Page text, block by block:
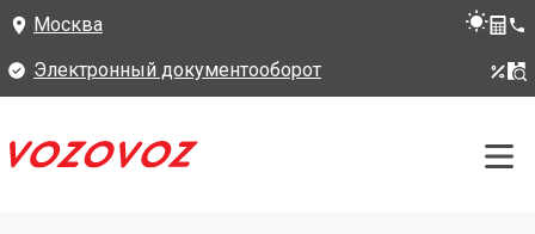
Москва
Электронный документооборот